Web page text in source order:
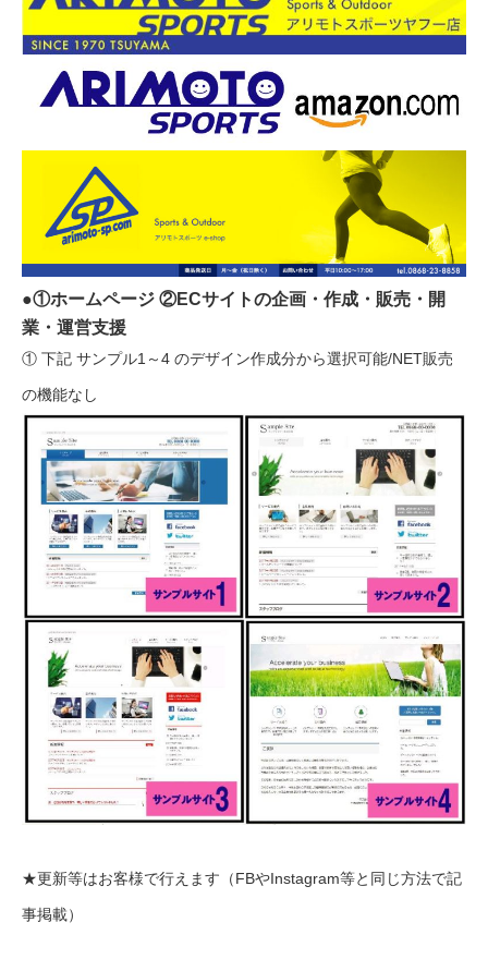
●①ホームページ ②ECサイトの企画・作成・販売・開
業・運営支援
① 下記 サンプル1～4 のデザイン作成分から選択可能/NET販売
の機能なし
★更新等はお客様で行えます（FBやInstagram等と同じ方法で記
事掲載）